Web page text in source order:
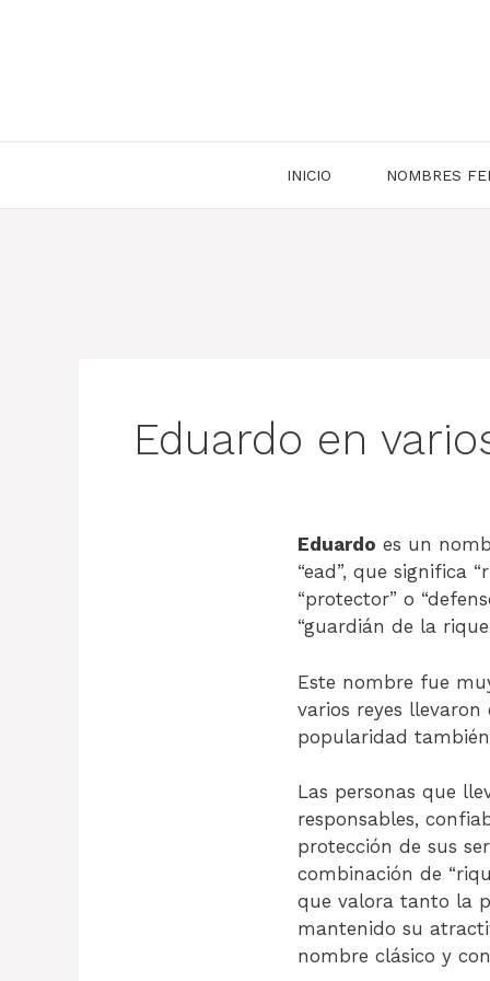
INICIO NOMBRES
Eduardo en
Eduardo es un
“ead”, que significa
“protector” o
“guardián de la
Este nombre fue
varios reyes llevaron
popularidad
Las personas que
responsables,
protección de sus
combinación de
que valora tanto la
mantenido su
nombre clásico y